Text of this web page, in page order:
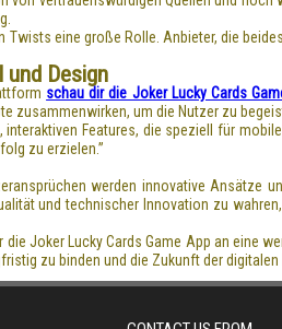
eine große Rolle. Anbieter, die
und Design
schau dir die Joker Lucky Cards
zusammenwirken, um die Nutzer zu
Features, die speziell für
zu erzielen.”
werden innovative Ansätze
und technischer Innovation zu
Joker Lucky Cards Game App an eine
zu binden und die Zukunft der